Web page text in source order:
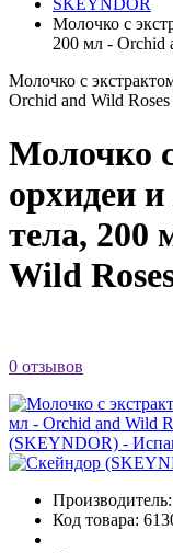
SKEYNDOR
Молочко с
200 мл - Orchid
Молочко с
Orchid and Wild
Молочко
орхидеи
тела, 200
Wild
0 отзывов
Производитель:
Код товара: